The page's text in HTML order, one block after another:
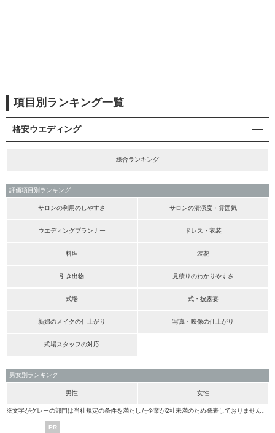
項目別ランキング一覧
格安ウエディング
総合ランキング
評価項目別ランキング
サロンの利用のしやすさ サロンの清潔度・雰囲気
ウエディングプランナー ドレス・衣装
料理 装花
引き出物 見積りのわかりやすさ
式場 式・披露宴
新婦のメイクの仕上がり 写真・映像の仕上がり
式場スタッフの対応
男女別ランキング
男性 女性
※文字がグレーの部門は当社規定の条件を満たした企業が2社未満のため発表しておりません。
PR